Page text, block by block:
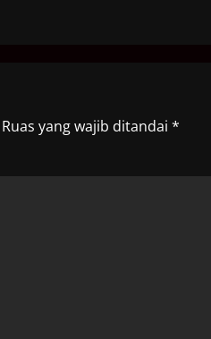
Ruas yang wajib ditandai *